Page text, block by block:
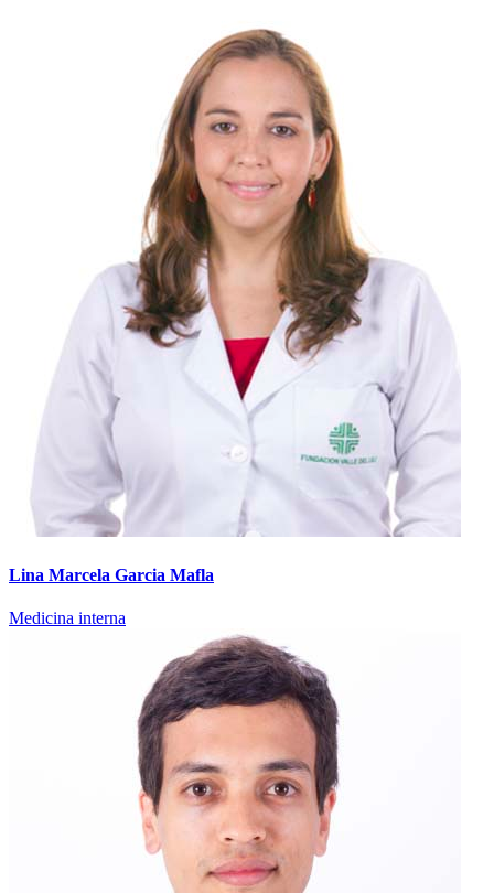
Lina Marcela Garcia Mafla
Medicina interna